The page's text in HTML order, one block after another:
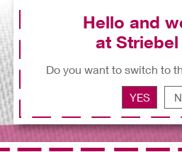
Hello and
at Striebel
Do you want to switch to
YES